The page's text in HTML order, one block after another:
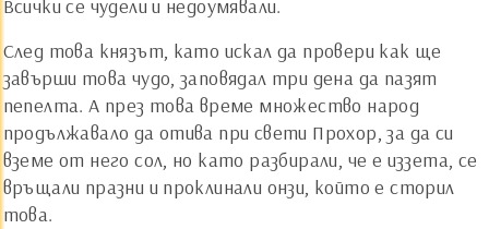
Всички се чудели и недоумявали.
След това князът, като искал да провери как ще
завърши това чудо, заповядал три дена да пазят
пепелта. А през това време множество народ
продължавало да отива при свети Прохор, за да си
вземе от него сол, но като разбирали, че е иззета, се
връщали празни и проклинали онзи, който е сторил
това.